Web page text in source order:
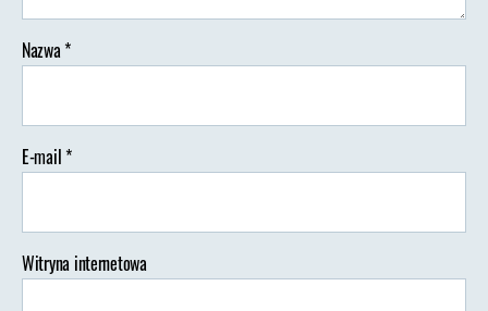
Nazwa*
E-mail*
Witryna internetowa